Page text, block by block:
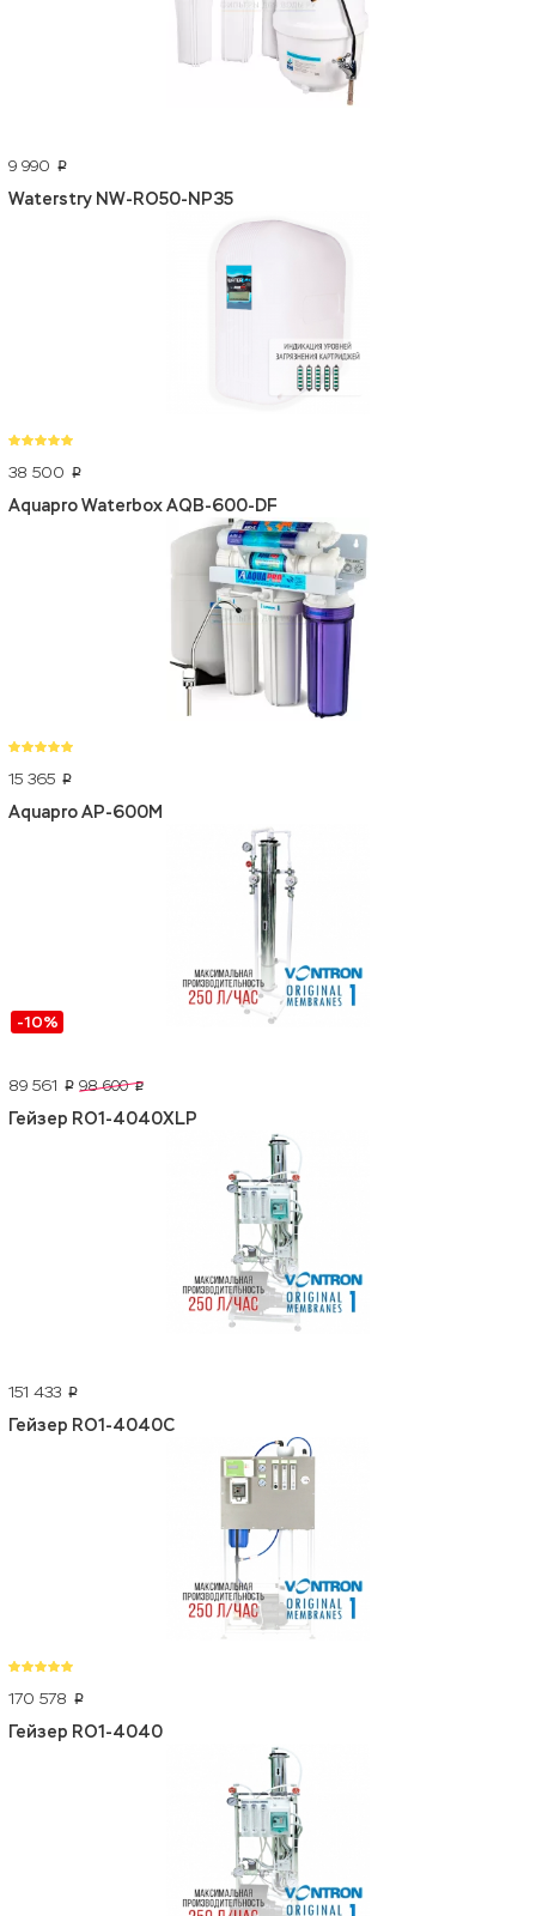
9 990 p
Waterstry NW-RO50-NP35
38 500 p
Aquapro Waterbox AQB-600-DF
15 365 p
Aquapro AP-600M
-10%
89 561 p 98 600 p
Гейзер RO1-4040XLP
151 433 p
Гейзер RO1-4040C
170 578 p
Гейзер RO1-4040